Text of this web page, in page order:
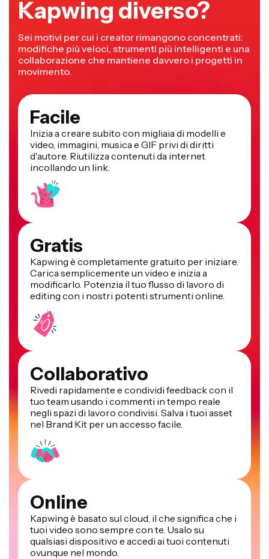
Kapwing diverso?
Sei motivi per cui i creator rimangono concentrati:
modifiche più veloci, strumenti più intelligenti e una
collaborazione che mantiene davvero i progetti in
movimento.
Facile
Inizia a creare subito con migliaia di modelli e
video, immagini, musica e GIF privi di diritti
d'autore. Riutilizza contenuti da internet
incollando un link.
Gratis
Kapwing è completamente gratuito per iniziare.
Carica semplicemente un video e inizia a
modificarlo. Potenzia il tuo flusso di lavoro di
editing con i nostri potenti strumenti online.
Collaborativo
Rivedi rapidamente e condividi feedback con il
tuo team usando i commenti in tempo reale
negli spazi di lavoro condivisi. Salva i tuoi asset
nel Brand Kit per un accesso facile.
Online
Kapwing è basato sul cloud, il che significa che i
tuoi video sono sempre con te. Usalo su
qualsiasi dispositivo e accedi ai tuoi contenuti
ovunque nel mondo.